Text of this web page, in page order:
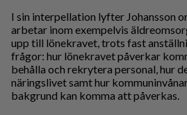
I sin interpellation lyfter Johansson
arbetar inom exempelvis
upp till lönekravet, trots fast
frågor: hur lönekravet påverkar
behålla och rekrytera personal, hur
näringslivet samt hur
bakgrund kan komma att påverkas.